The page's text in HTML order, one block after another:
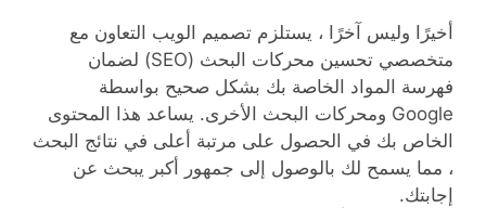
أخيرًا وليس آخرًا ، يستلزم تصميم الويب التعاون مع
متخصصي تحسين محركات البحث (SEO) لضمان
فهرسة المواد الخاصة بك بشكل صحيح بواسطة
Google ومحركات البحث الأخرى. يساعد هذا المحتوى
الخاص بك في الحصول على مرتبة أعلى في نتائج البحث
، مما يسمح لك بالوصول إلى جمهور أكبر يبحث عن
إجابتك.